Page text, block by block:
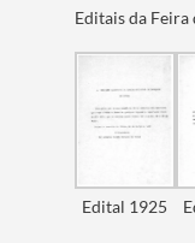
Editais da Feira
Edital 1925